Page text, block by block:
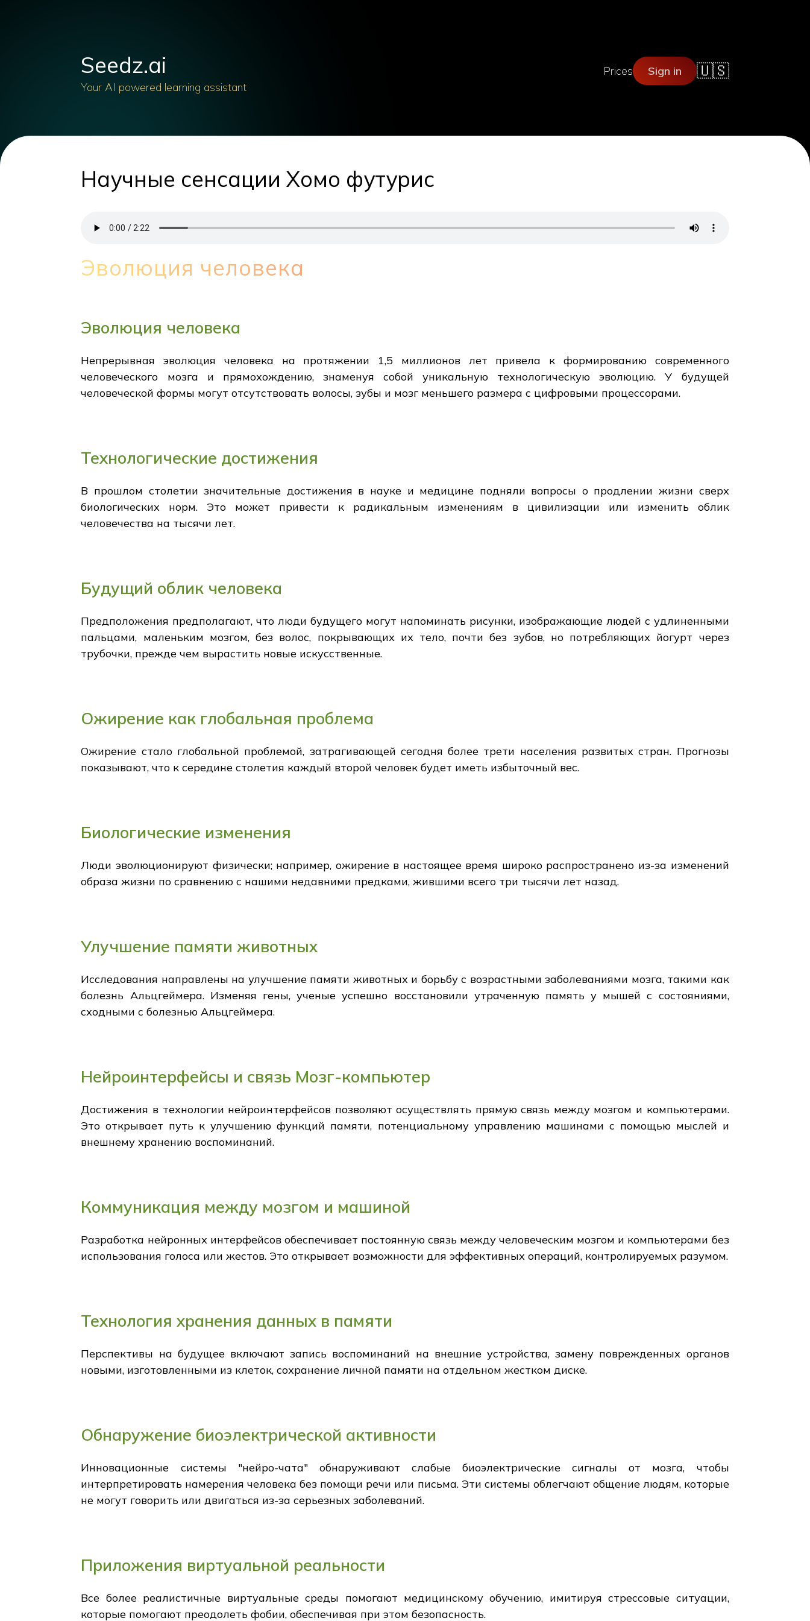
Seedz.ai
Your AI powered learning assistant
Prices Sign in 🇺🇸
Научные сенсации Хомо футурис
Эволюция человека
Эволюция человека
Непрерывная эволюция человека на протяжении 1,5 миллионов лет привела к формированию современного
человеческого мозга и прямохождению, знаменуя собой уникальную технологическую эволюцию. У будущей
человеческой формы могут отсутствовать волосы, зубы и мозг меньшего размера с цифровыми процессорами.
Технологические достижения
В прошлом столетии значительные достижения в науке и медицине подняли вопросы о продлении жизни сверх
биологических норм. Это может привести к радикальным изменениям в цивилизации или изменить облик
человечества на тысячи лет.
Будущий облик человека
Предположения предполагают, что люди будущего могут напоминать рисунки, изображающие людей с удлиненными
пальцами, маленьким мозгом, без волос, покрывающих их тело, почти без зубов, но потребляющих йогурт через
трубочки, прежде чем вырастить новые искусственные.
Ожирение как глобальная проблема
Ожирение стало глобальной проблемой, затрагивающей сегодня более трети населения развитых стран. Прогнозы
показывают, что к середине столетия каждый второй человек будет иметь избыточный вес.
Биологические изменения
Люди эволюционируют физически; например, ожирение в настоящее время широко распространено из-за изменений
образа жизни по сравнению с нашими недавними предками, жившими всего три тысячи лет назад.
Улучшение памяти животных
Исследования направлены на улучшение памяти животных и борьбу с возрастными заболеваниями мозга, такими как
болезнь Альцгеймера. Изменяя гены, ученые успешно восстановили утраченную память у мышей с состояниями,
сходными с болезнью Альцгеймера.
Нейроинтерфейсы и связь Мозг-компьютер
Достижения в технологии нейроинтерфейсов позволяют осуществлять прямую связь между мозгом и компьютерами.
Это открывает путь к улучшению функций памяти, потенциальному управлению машинами с помощью мыслей и
внешнему хранению воспоминаний.
Коммуникация между мозгом и машиной
Разработка нейронных интерфейсов обеспечивает постоянную связь между человеческим мозгом и компьютерами без
использования голоса или жестов. Это открывает возможности для эффективных операций, контролируемых разумом.
Технология хранения данных в памяти
Перспективы на будущее включают запись воспоминаний на внешние устройства, замену поврежденных органов
новыми, изготовленными из клеток, сохранение личной памяти на отдельном жестком диске.
Обнаружение биоэлектрической активности
Инновационные системы "нейро-чата" обнаруживают слабые биоэлектрические сигналы от мозга, чтобы
интерпретировать намерения человека без помощи речи или письма. Эти системы облегчают общение людям, которые
не могут говорить или двигаться из-за серьезных заболеваний.
Приложения виртуальной реальности
Все более реалистичные виртуальные среды помогают медицинскому обучению, имитируя стрессовые ситуации,
которые помогают преодолеть фобии, обеспечивая при этом безопасность.